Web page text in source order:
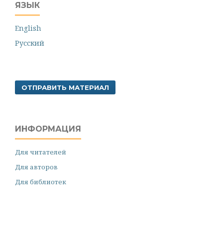
ЯЗЫК
English
Русский
ОТПРАВИТЬ МАТЕРИАЛ
ИНФОРМАЦИЯ
Для читателей
Для авторов
Для библиотек